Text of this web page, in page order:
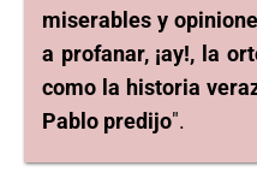
miserables y
a profanar, ¡ay!, la
como la historia
Pablo predijo".